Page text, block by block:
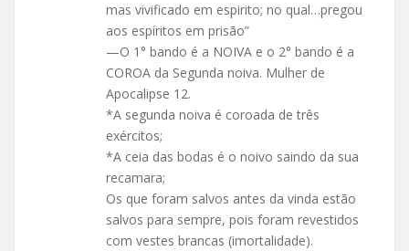
mas vivificado em espirito; no qual…pregou
aos espíritos em prisão”
—O 1° bando é a NOIVA e o 2° bando é a
COROA da Segunda noiva. Mulher de
Apocalipse 12.
*A segunda noiva é coroada de três
exércitos;
*A ceia das bodas é o noivo saindo da sua
recamara;
Os que foram salvos antes da vinda estão
salvos para sempre, pois foram revestidos
com vestes brancas (imortalidade).